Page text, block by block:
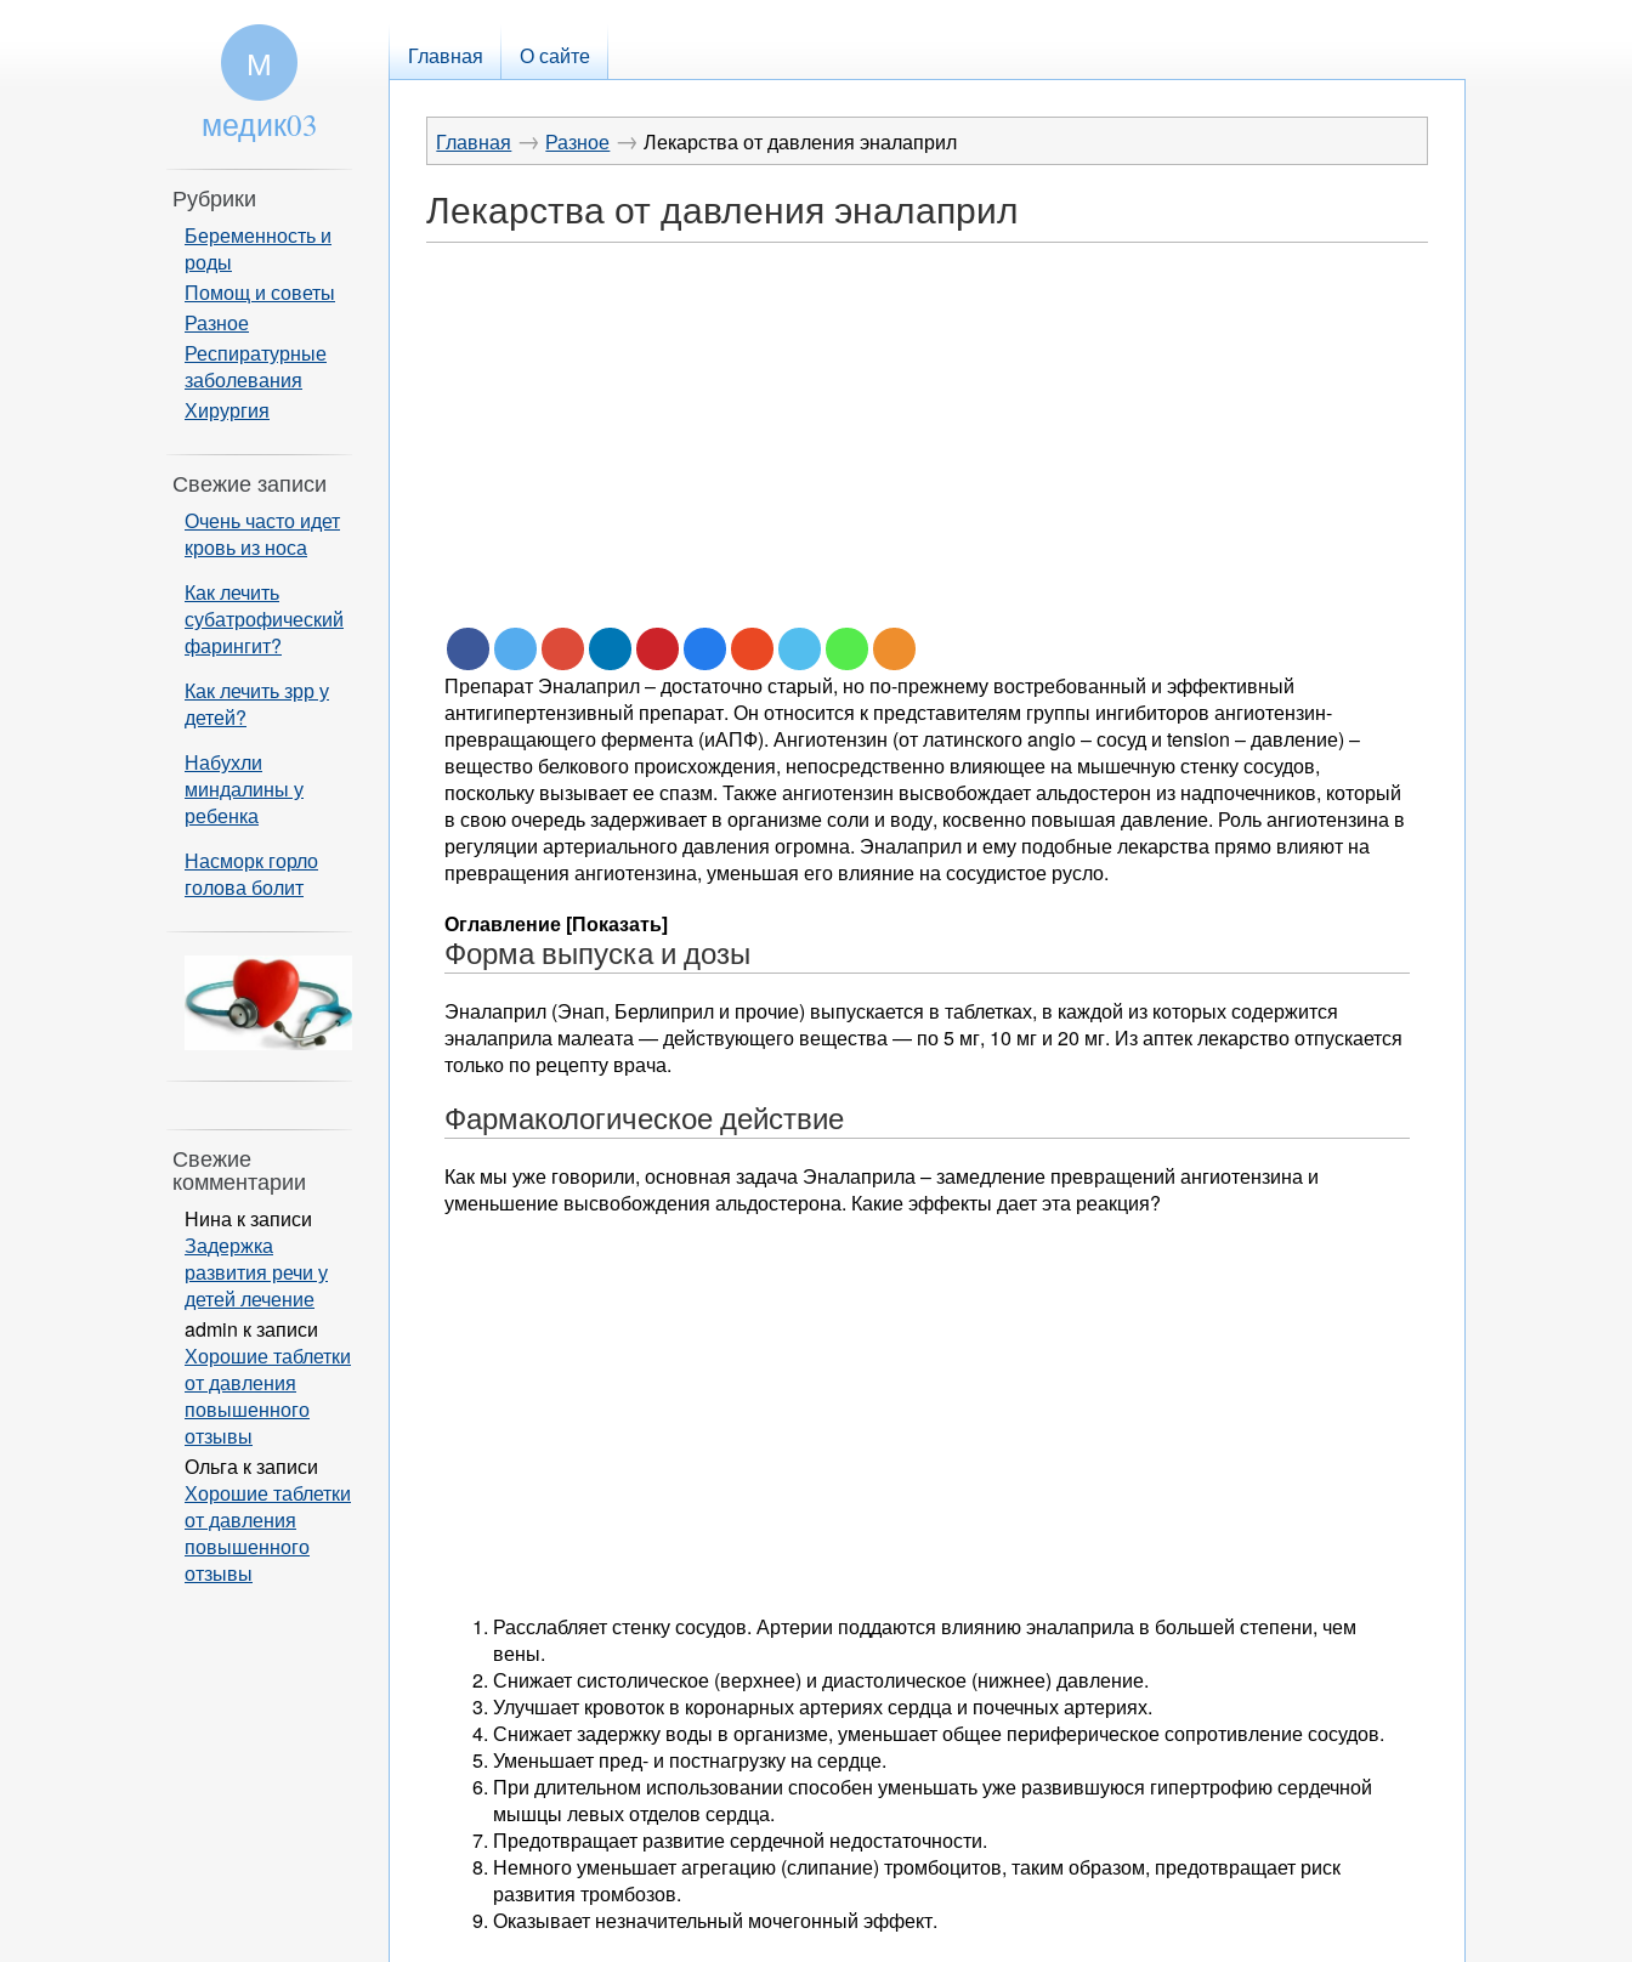
Главная О сайте
Главная → Разное → Лекарства от давления эналаприл
Лекарства от давления эналаприл
Препарат Эналаприл – достаточно старый, но по-прежнему востребованный и эффективный
антигипертензивный препарат. Он относится к представителям группы ингибиторов ангиотензин-
превращающего фермента (иАПФ). Ангиотензин (от латинского angio – сосуд и tension – давление) –
вещество белкового происхождения, непосредственно влияющее на мышечную стенку сосудов,
поскольку вызывает ее спазм. Также ангиотензин высвобождает альдостерон из надпочечников, который
в свою очередь задерживает в организме соли и воду, косвенно повышая давление. Роль ангиотензина в
регуляции артериального давления огромна. Эналаприл и ему подобные лекарства прямо влияют на
превращения ангиотензина, уменьшая его влияние на сосудистое русло.
Оглавление [Показать]
Форма выпуска и дозы
Эналаприл (Энап, Берлиприл и прочие) выпускается в таблетках, в каждой из которых содержится
эналаприла малеата — действующего вещества — по 5 мг, 10 мг и 20 мг. Из аптек лекарство отпускается
только по рецепту врача.
Фармакологическое действие
Как мы уже говорили, основная задача Эналаприла – замедление превращений ангиотензина и
уменьшение высвобождения альдостерона. Какие эффекты дает эта реакция?
Расслабляет стенку сосудов. Артерии поддаются влиянию эналаприла в большей степени, чем
вены.
Снижает систолическое (верхнее) и диастолическое (нижнее) давление.
Улучшает кровоток в коронарных артериях сердца и почечных артериях.
Снижает задержку воды в организме, уменьшает общее периферическое сопротивление сосудов.
Уменьшает пред- и постнагрузку на сердце.
При длительном использовании способен уменьшать уже развившуюся гипертрофию сердечной
мышцы левых отделов сердца.
Предотвращает развитие сердечной недостаточности.
Немного уменьшает агрегацию (слипание) тромбоцитов, таким образом, предотвращает риск
развития тромбозов.
Оказывает незначительный мочегонный эффект.
М
медик03
Рубрики
Беременность и
роды
Помощ и советы
Разное
Респиратурные
заболевания
Хирургия
Свежие записи
Очень часто идет
кровь из носа
Как лечить
субатрофический
фарингит?
Как лечить зрр у
детей?
Набухли
миндалины у
ребенка
Насморк горло
голова болит
Свежие
комментарии
Нина к записи
Задержка
развития речи у
детей лечение
admin к записи
Хорошие таблетки
от давления
повышенного
отзывы
Ольга к записи
Хорошие таблетки
от давления
повышенного
отзывы